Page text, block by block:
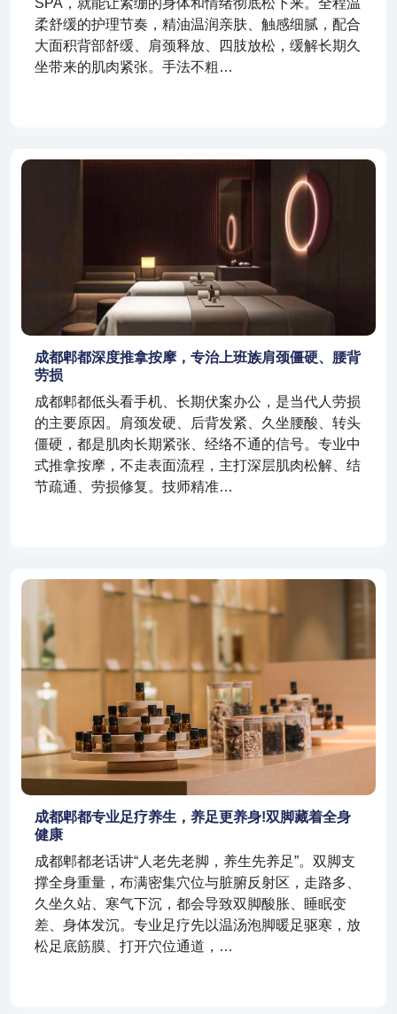
SPA，就能让紧绷的身体和情绪彻底松下来。全程温
柔舒缓的护理节奏，精油温润亲肤、触感细腻，配合
大面积背部舒缓、肩颈释放、四肢放松，缓解长期久
坐带来的肌肉紧张。手法不粗…
成都郫都深度推拿按摩，专治上班族肩颈僵硬、腰背
劳损
成都郫都低头看手机、长期伏案办公，是当代人劳损
的主要原因。肩颈发硬、后背发紧、久坐腰酸、转头
僵硬，都是肌肉长期紧张、经络不通的信号。专业中
式推拿按摩，不走表面流程，主打深层肌肉松解、结
节疏通、劳损修复。技师精准…
成都郫都专业足疗养生，养足更养身!双脚藏着全身
健康
成都郫都老话讲“人老先老脚，养生先养足”。双脚支
撑全身重量，布满密集穴位与脏腑反射区，走路多、
久坐久站、寒气下沉，都会导致双脚酸胀、睡眠变
差、身体发沉。专业足疗先以温汤泡脚暖足驱寒，放
松足底筋膜、打开穴位通道，…